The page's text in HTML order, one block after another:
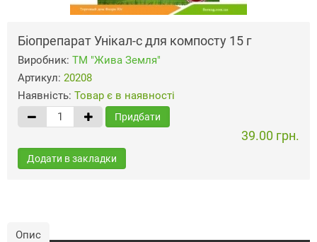
Біопрепарат Унікал-с для компосту 15 г
Виробник: ТМ "Жива Земля"
Артикул: 20208
Наявність: Товар є в наявності
Придбати
39.00 грн.
Додати в закладки
Опис